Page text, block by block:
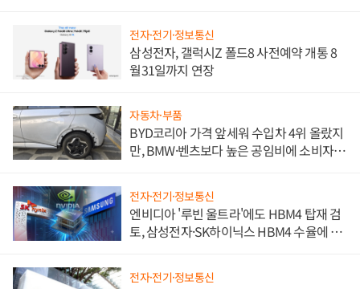
전자·전기·정보통신
삼성전자, 갤럭시Z 폴드8 사전예약 개통 8
월31일까지 연장
자동차·부품
BYD코리아 가격 앞세워 수입차 4위 올랐지
만, BMW·벤츠보다 높은 공임비에 소비자
전자·전기·정보통신
엔비디아 '루빈 울트라'에도 HBM4 탑재 검
토, 삼성전자·SK하이닉스 HBM4 수율에 주
전자·전기·정보통신